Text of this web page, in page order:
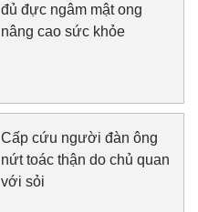
đủ đực ngâm mật ong
nâng cao sức khỏe
Cấp cứu người đàn ông
nứt toác thận do chủ quan
với sỏi